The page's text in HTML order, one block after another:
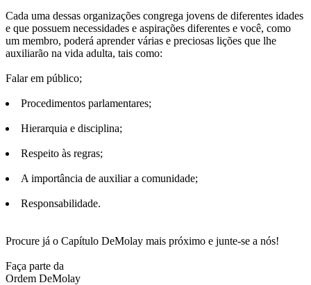
Cada uma dessas organizações congrega jovens de diferentes idades
e que possuem necessidades e aspirações diferentes e você, como
um membro, poderá aprender várias e preciosas lições que lhe
auxiliarão na vida adulta, tais como:
Falar em público;
Procedimentos parlamentares;
Hierarquia e disciplina;
Respeito às regras;
A importância de auxiliar a comunidade;
Responsabilidade.
Procure já o Capítulo DeMolay mais próximo e junte-se a nós!
Faça parte da
Ordem DeMolay